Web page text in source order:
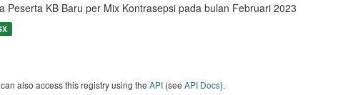
Peserta KB Baru per Mix Kontrasepsi pada bulan Februari 2023
also access this registry using the API (see API Docs).